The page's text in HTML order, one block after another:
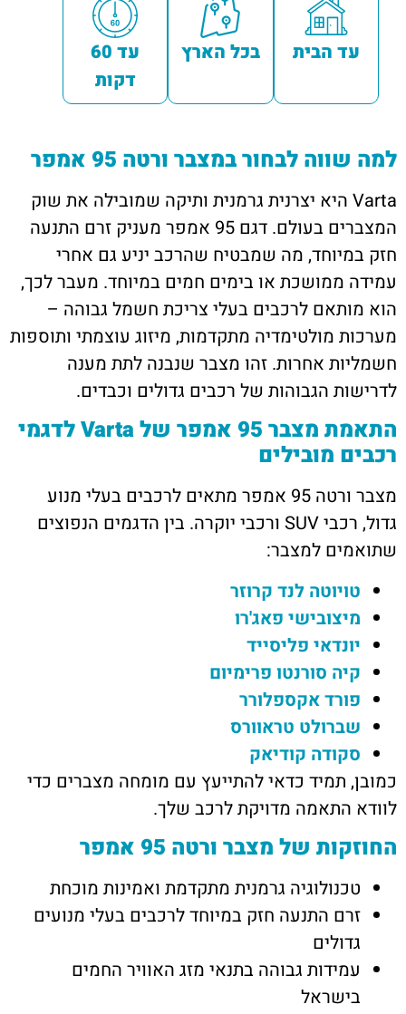
עד הבית בכל הארץ
עד 60
דקות
למה שווה לבחור במצבר ורטה 95 אמפר
Varta היא יצרנית גרמנית ותיקה שמובילה את שוק
המצברים בעולם. דגם 95 אמפר מעניק זרם התנעה
חזק במיוחד, מה שמבטיח שהרכב יניע גם אחרי
עמידה ממושכת או בימים חמים במיוחד. מעבר לכך,
הוא מותאם לרכבים בעלי צריכת חשמל גבוהה –
מערכות מולטימדיה מתקדמות, מיזוג עוצמתי ותוספות
חשמליות אחרות. זהו מצבר שנבנה לתת מענה
לדרישות הגבוהות של רכבים גדולים וכבדים.
התאמת מצבר 95 אמפר של Varta לדגמי
רכבים מובילים
מצבר ורטה 95 אמפר מתאים לרכבים בעלי מנוע
גדול, רכבי SUV ורכבי יוקרה. בין הדגמים הנפוצים
שתואמים למצבר:
טויוטה לנד קרוזר
מיצובישי פאג'רו
יונדאי פליסייד
קיה סורנטו פרימיום
פורד אקספלורר
שברולט טראוורס
סקודה קודיאק
כמובן, תמיד כדאי להתייעץ עם מומחה מצברים כדי
לוודא התאמה מדויקת לרכב שלך.
החוזקות של מצבר ורטה 95 אמפר
טכנולוגיה גרמנית מתקדמת ואמינות מוכחת
זרם התנעה חזק במיוחד לרכבים בעלי מנועים
גדולים
עמידות גבוהה בתנאי מזג האוויר החמים
בישראל